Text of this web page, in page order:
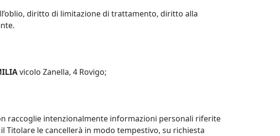
diritto di limitazione di trattamento, diritto alla
vicolo Zanella, 4 Rovigo;
raccoglie intenzionalmente informazioni personali riferite
le cancellerà in modo tempestivo, su richiesta